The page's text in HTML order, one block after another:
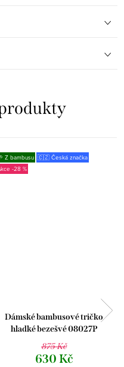
Z bambusu 🇨🇿 Česká značka
-28 %
Dámské bambusové tričko
hladké bezešvé 08027P
875 Kč
630 Kč